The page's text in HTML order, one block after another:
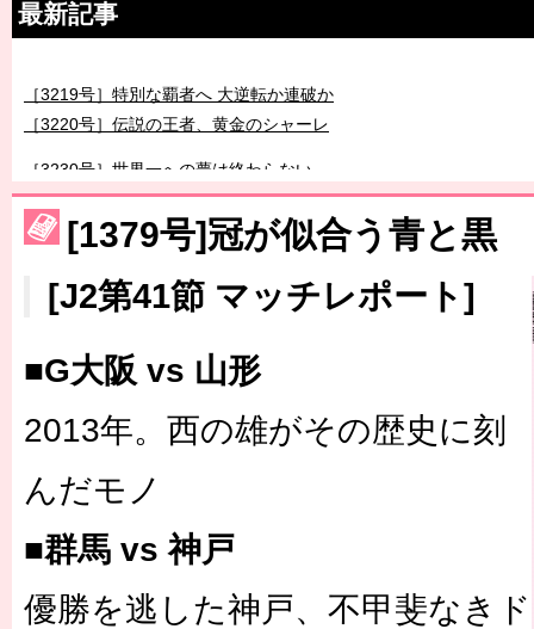
最新記事
［3219号］特別な覇者へ 大逆転か連破か
［3220号］伝説の王者、黄金のシャーレ
［3230号］世界一への夢は終わらない
［3223号］一丸。日本出陣
[1379号]冠が似合う青と黒
[J2第41節 マッチレポート]
■G大阪 vs 山形
2013年。西の雄がその歴史に刻
んだモノ
■群馬 vs 神戸
優勝を逃した神戸、不甲斐なきド